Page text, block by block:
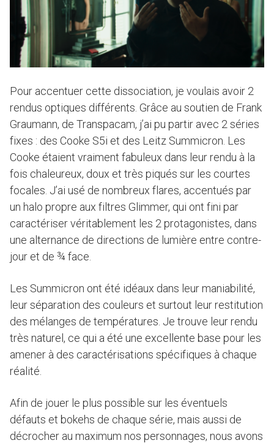
Pour accentuer cette dissociation, je voulais avoir 2
rendus optiques différents. Grâce au soutien de Frank
Graumann, de Transpacam, j’ai pu partir avec 2 séries
fixes : des Cooke S5i et des Leitz Summicron. Les
Cooke étaient vraiment fabuleux dans leur rendu à la
fois chaleureux, doux et très piqués sur les courtes
focales. J’ai usé de nombreux flares, accentués par
un halo propre aux filtres Glimmer, qui ont fini par
caractériser véritablement les 2 protagonistes, dans
une alternance de directions de lumière entre contre-
jour et de ¾ face.
Les Summicron ont été idéaux dans leur maniabilité,
leur séparation des couleurs et surtout leur restitution
des mélanges de températures. Je trouve leur rendu
très naturel, ce qui a été une excellente base pour les
amener à des caractérisations spécifiques à chaque
réalité.
Afin de jouer le plus possible sur les éventuels
défauts et bokehs de chaque série, mais aussi de
décrocher au maximum nos personnages, nous avons